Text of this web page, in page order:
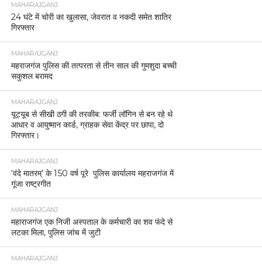
MAHARAJGANJ
24 घंटे में चोरी का खुलासा, जेवरात व नकदी समेत शातिर
गिरफ्तार
MAHARAJGANJ
महराजगंज पुलिस की तत्परता से तीन साल की गुमशुदा बच्ची
सकुशल बरामद
MAHARAJGANJ
यूट्यूब से सीखी ठगी की तरकीब: फर्जी लॉगिन से बन रहे थे
आधार व आयुष्मान कार्ड, ग्राहक सेवा केंद्र पर छापा, दो
गिरफ्तार।
MAHARAJGANJ
‘वंदे मातरम्’ के 150 वर्ष पूरे पुलिस कार्यालय महराजगंज में
गूंजा राष्ट्रगीत
MAHARAJGANJ
महाराजगंज एक निजी अस्पताल के कर्मचारी का शव फंदे से
लटका मिला, पुलिस जांच में जुटी
MAHARAJGANJ